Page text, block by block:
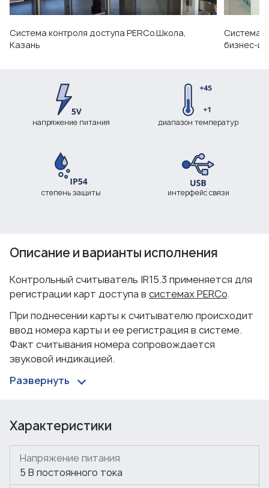
Система контроля доступа PERCo.Школа,
Казань
Система
бизнес-
напряжение питания диапазон температур
степень защиты интерфейс связи
Описание и варианты исполнения
Контрольный считыватель IR15.3 применяется для
регистрации карт доступа в системах PERCo.
При поднесении карты к считывателю происходит
ввод номера карты и ее регистрация в системе.
Факт считывания номера сопровождается
звуковой индикацией.
Интерфейс
Дальность считывания
Дальность считывания кода: 1 - 4 см.
Способы идентификации
Развернуть
Характеристики
Напряжение питания
5 В постоянного тока